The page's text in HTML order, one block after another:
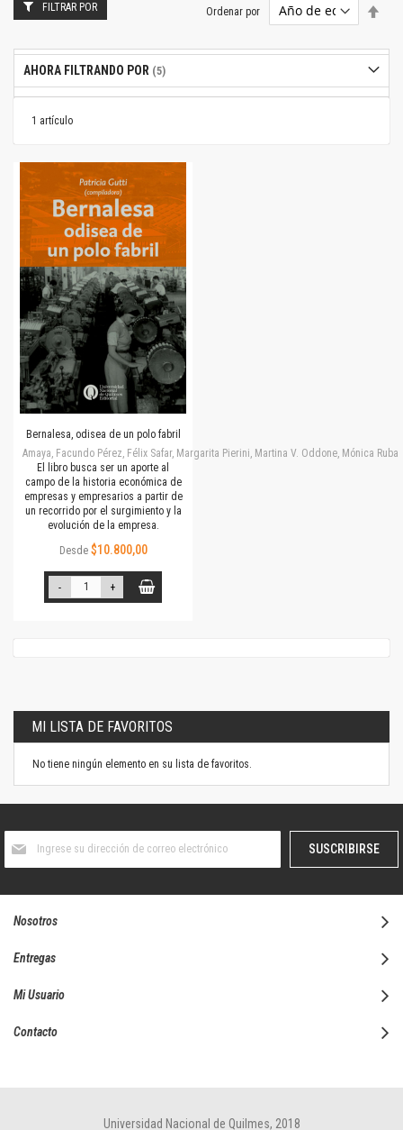
1 artículo
Ordenar por
Bernalesa, odisea de un polo fabril
Amaya, Facundo Pérez, Félix Safar, Margarita Pierini, Martina V. Oddone, Mónica
El libro busca ser un aporte al
campo de la historia económica de
empresas y empresarios a partir de
un recorrido por el surgimiento y la
evolución de la empresa.
Desde $10.800,00
- +
FILTRAR POR
AHORA FILTRANDO POR
MI LISTA DE FAVORITOS
No tiene ningún elemento en su lista de favoritos.
boletín
SUSCRIBIRSE
Nosotros
Entregas
Mi Usuario
Contacto
Universidad Nacional de Quilmes, 2018